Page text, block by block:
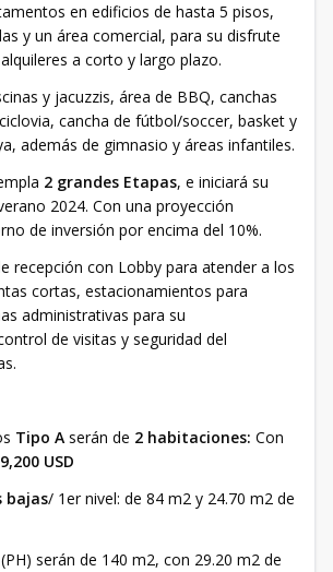
en edificios de hasta 5 pisos,
y un área comercial, para su disfrute
a corto y largo plazo.
y jacuzzis, área de BBQ, canchas
cancha de fútbol/soccer, basket y
además de gimnasio y áreas infantiles.
2 grandes Etapas, e iniciará su
2024. Con una proyección
de inversión por encima del 10%.
recepción con Lobby para atender a los
cortas, estacionamientos para
administrativas para su
de visitas y seguridad del
Tipo A serán de 2 habitaciones: Con
USD
bajas/ 1er nivel: de 84 m2 y 24.70 m2 de
(PH) serán de 140 m2, con 29.20 m2 de